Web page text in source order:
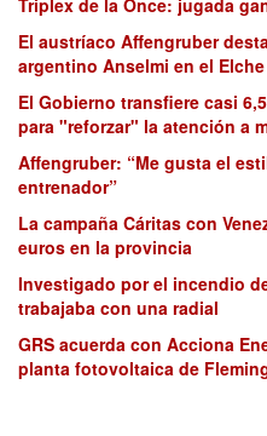
El austríaco Affengruber
argentino Anselmi en el Elche
El Gobierno transfiere casi
para "reforzar" la atención a
Affengruber: “Me gusta el
entrenador”
La campaña Cáritas con
euros en la provincia
Investigado por el incendio
trabajaba con una radial
GRS acuerda con Acciona
planta fotovoltaica de